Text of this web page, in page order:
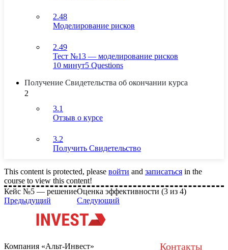
2.48
Моделирование рисков
2.49
Тест №13 — моделирование рисков
10 минут5 Questions
Получение Свидетельства об окончании курса
2
3.1
Отзыв о курсе
3.2
Получить Свидетельство
This content is protected, please войти and записаться in the
course to view this content!
Кейс №5 — решение
Предыдущий
Оценка эффективности (3 из 4)
Следующий
Компания «Альт-Инвест»
Контакты